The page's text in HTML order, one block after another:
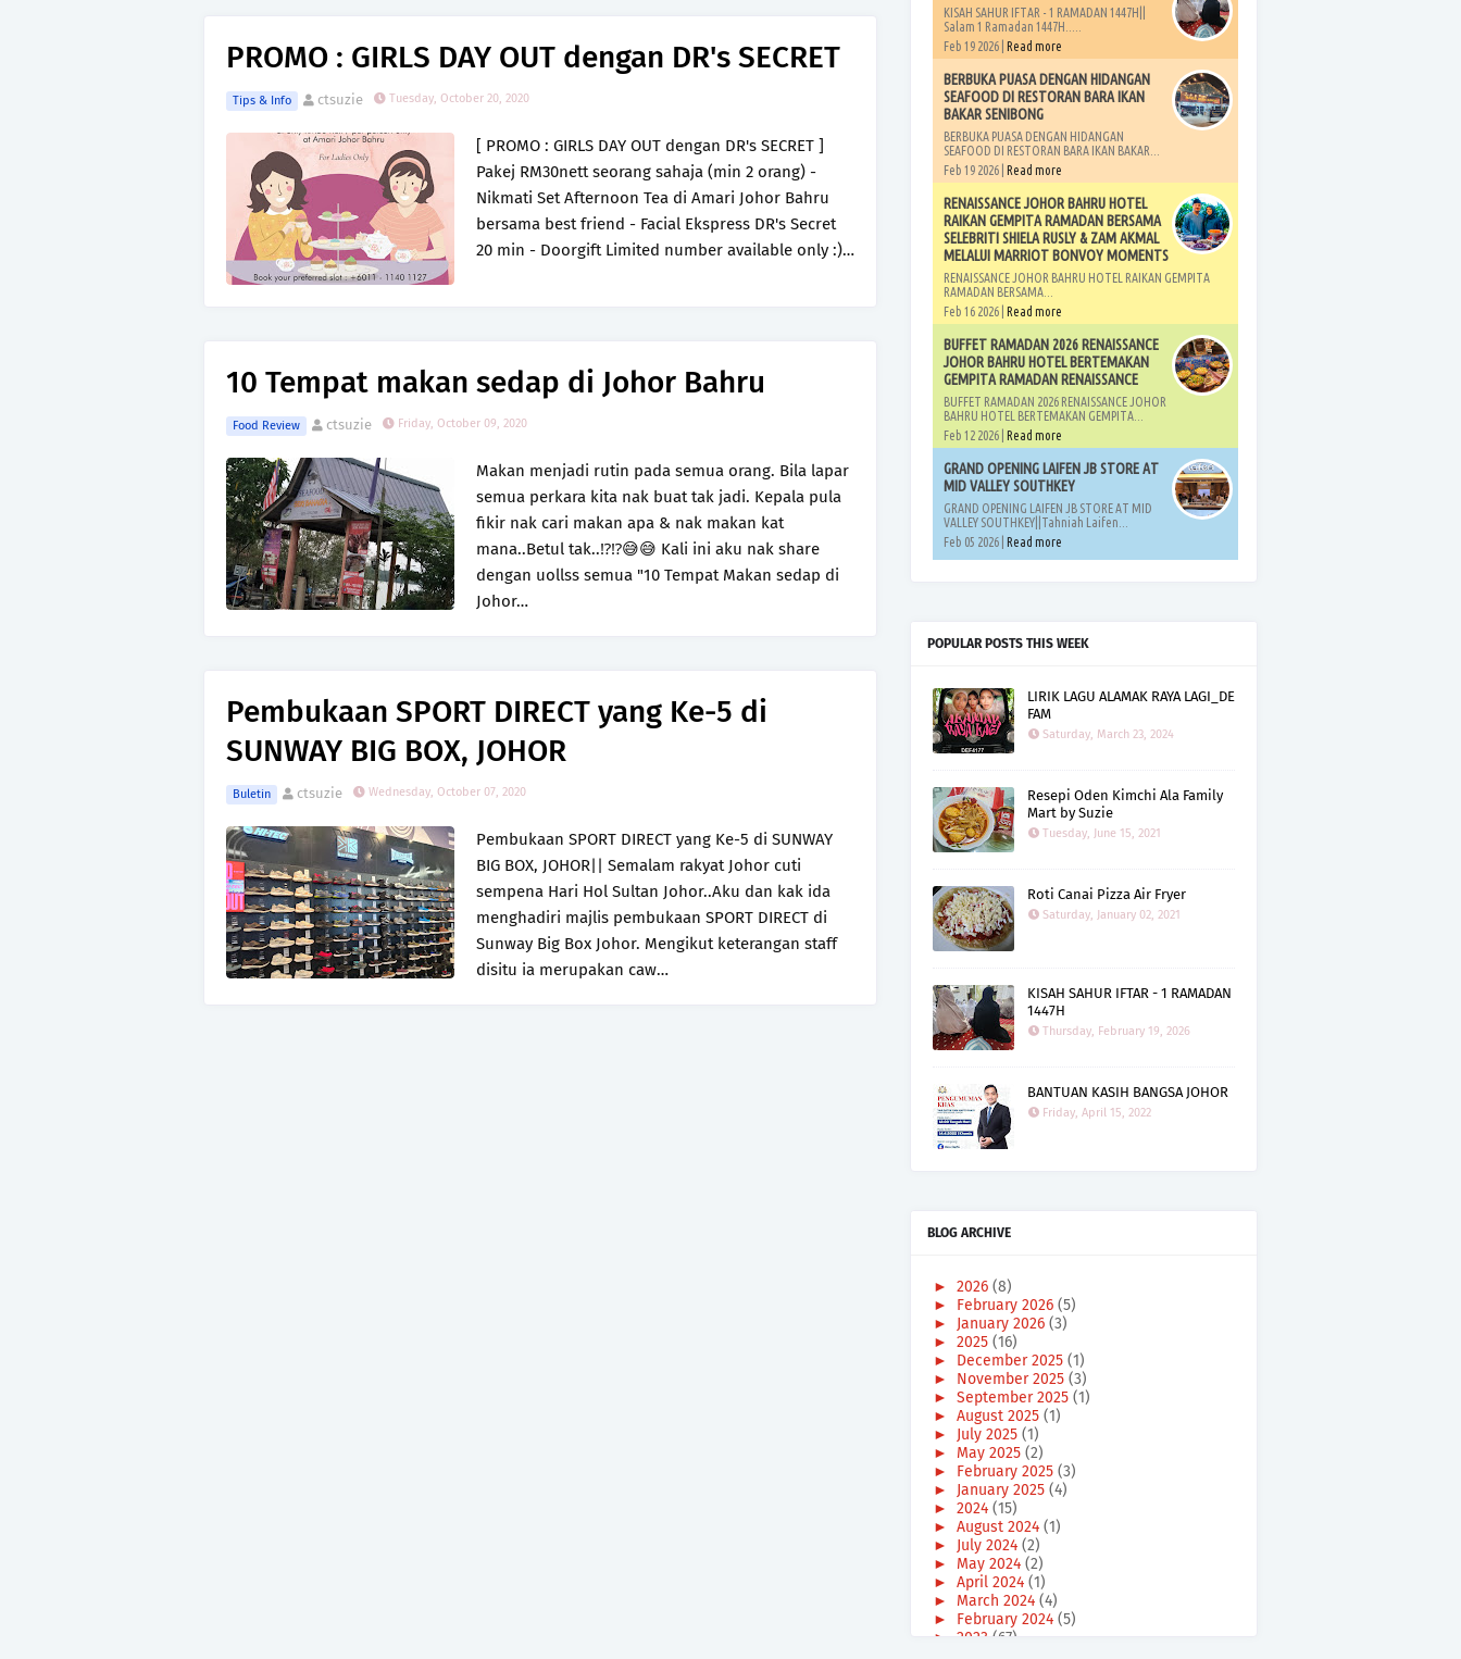
PROMO : GIRLS DAY OUT dengan DR's SECRET
Tips & Info ctsuzie Tuesday, October 20, 2020
[ PROMO : GIRLS DAY OUT dengan DR's SECRET ]
Pakej RM30nett seorang sahaja (min 2 orang) -
Nikmati Set Afternoon Tea di Amari Johor Bahru
bersama best friend - Facial Ekspress DR's Secret
20 min - Doorgift Limited number available only :)…
10 Tempat makan sedap di Johor Bahru
Food Review ctsuzie Friday, October 09, 2020
Makan menjadi rutin pada semua orang. Bila lapar
semua perkara kita nak buat tak jadi. Kepala pula
fikir nak cari makan apa & nak makan kat
mana..Betul tak..⁉️⁉️😅😅 Kali ini aku nak share
dengan uollss semua "10 Tempat Makan sedap di
Johor…
Pembukaan SPORT DIRECT yang Ke-5 di
SUNWAY BIG BOX, JOHOR
Buletin ctsuzie Wednesday, October 07, 2020
Pembukaan SPORT DIRECT yang Ke-5 di SUNWAY
BIG BOX, JOHOR|| Semalam rakyat Johor cuti
sempena Hari Hol Sultan Johor..Aku dan kak ida
menghadiri majlis pembukaan SPORT DIRECT di
Sunway Big Box Johor. Mengikut keterangan staff
disitu ia merupakan caw…
KISAH SAHUR IFTAR - 1 RAMADAN 1447H||
Salam 1 Ramadan 1447H.....
Feb 19 2026 | Read more
BERBUKA PUASA DENGAN HIDANGAN
SEAFOOD DI RESTORAN BARA IKAN
BAKAR SENIBONG
BERBUKA PUASA DENGAN HIDANGAN
SEAFOOD DI RESTORAN BARA IKAN BAKAR...
Feb 19 2026 | Read more
RENAISSANCE JOHOR BAHRU HOTEL
RAIKAN GEMPITA RAMADAN BERSAMA
SELEBRITI SHIELA RUSLY & ZAM AKMAL
MELALUI MARRIOT BONVOY MOMENTS
RENAISSANCE JOHOR BAHRU HOTEL RAIKAN GEMPITA
RAMADAN BERSAMA...
Feb 16 2026 | Read more
BUFFET RAMADAN 2026 RENAISSANCE
JOHOR BAHRU HOTEL BERTEMAKAN
GEMPITA RAMADAN RENAISSANCE
BUFFET RAMADAN 2026 RENAISSANCE JOHOR
BAHRU HOTEL BERTEMAKAN GEMPITA...
Feb 12 2026 | Read more
GRAND OPENING LAIFEN JB STORE AT
MID VALLEY SOUTHKEY
GRAND OPENING LAIFEN JB STORE AT MID
VALLEY SOUTHKEY||Tahniah Laifen...
Feb 05 2026 | Read more
POPULAR POSTS THIS WEEK
LIRIK LAGU ALAMAK RAYA LAGI_DE
FAM
Saturday, March 23, 2024
Resepi Oden Kimchi Ala Family
Mart by Suzie
Tuesday, June 15, 2021
Roti Canai Pizza Air Fryer
Saturday, January 02, 2021
KISAH SAHUR IFTAR - 1 RAMADAN
1447H
Thursday, February 19, 2026
BANTUAN KASIH BANGSA JOHOR
Friday, April 15, 2022
BLOG ARCHIVE
► 2026 (8)
► February 2026 (5)
► January 2026 (3)
► 2025 (16)
► December 2025 (1)
► November 2025 (3)
► September 2025 (1)
► August 2025 (1)
► July 2025 (1)
► May 2025 (2)
► February 2025 (3)
► January 2025 (4)
► 2024 (15)
► August 2024 (1)
► July 2024 (2)
► May 2024 (2)
► April 2024 (1)
► March 2024 (4)
► February 2024 (5)
► 2023 (67)